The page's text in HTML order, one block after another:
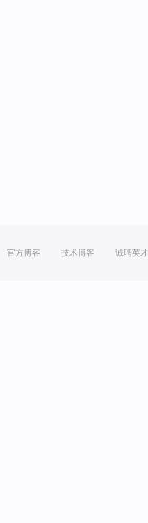
官方博客 技术博客 诚聘英才